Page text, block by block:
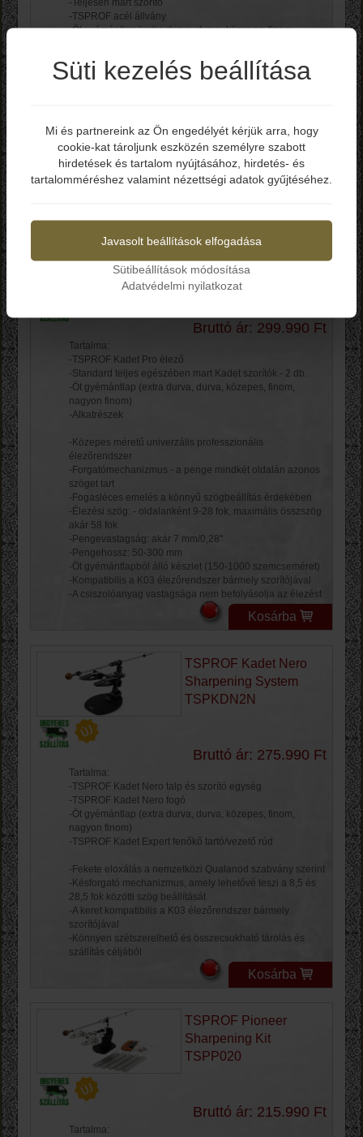
-TSPROF acél állvány
-Öt gyémántlap ​​(extra durva, durva, közepes, finom,
-Élezési szög: oldalanként 8°-tól 39°-ig, maximális teljes
szög akár 78°
-Pengevastagság: akár 7 mm / 0,275 hüvelyk.
-Pengehossz: 60-tól 450 mm-ig / 2,4" - 17,7" hüvelykig.
Kosárba
TSPROF Kadet Pro
TSPKP3D
Bruttó ár: 299.990 Ft
Tartalma:
-TSPROF Kadet Pro élező
-Standard teljes egészében mart Kadet szorítók - 2 db.
-Öt gyémántlap ​​(extra durva, durva, közepes, finom,
nagyon finom)
-Alkatrészek
-Közepes méretű univerzális professzionális
élezőrendszer
-Forgatómechanizmus - a penge mindkét oldalán azonos
szöget tart
-Fogasléces emelés a könnyű szögbeállítás érdekében
-Élezési szög: - oldalanként 9-28 fok, maximális összszög
akár 58 fok
-Pengevastagság: akár 7 mm/0,28"
-Pengehossz: 50-300 mm
-Öt gyémántlapból álló készlet (150-1000 szemcseméret)
-Kompatibilis a K03 élezőrendszer bármely szorítójával
-A csiszolóanyag vastagsága nem befolyásolja az élezést
Kosárba
TSPROF Kadet Nero
Sharpening System
TSPKDN2N
Bruttó ár: 275.990 Ft
Tartalma:
-TSPROF Kadet Nero talp és szorító egység
-TSPROF Kadet Nero fogó
-Öt gyémántlap ​​(extra durva, durva, közepes, finom,
nagyon finom)
-TSPROF Kadet Expert fenőkő tartó/vezető rúd
-Fekete eloxálás a nemzetközi Qualanod szabvány szerint
-Késforgató mechanizmus, amely lehetővé teszi a 8,5 és
28,5 fok közötti szög beállítását
-A keret kompatibilis a K03 élezőrendszer bármely
szorítójával
-Könnyen szétszerelhető és összecsukható tárolás és
szállítás céljából
Kosárba
TSPROF Pioneer
Sharpening Kit
TSPP020
Bruttó ár: 215.990 Ft
Tartalma:
Elmúltál már 18 éves?
Süti kezelés beállítása
Mi és partnereink az Ön engedélyét kérjük arra, hogy
cookie-kat tároljunk eszközén személyre szabott
hirdetések és tartalom nyújtásához, hirdetés- és
tartalomméréshez valamint nézettségi adatok gyűjtéséhez.
Javasolt beállítások elfogadása
Sütibeállítások módosítása
Adatvédelmi nyilatkozat